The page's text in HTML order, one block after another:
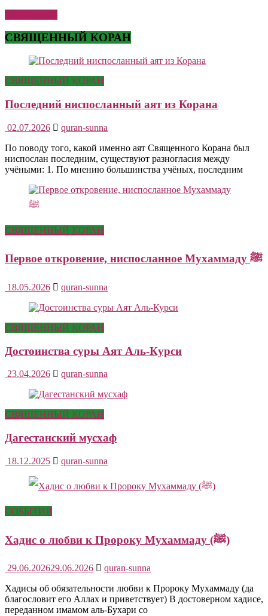
СВЯЩЕННЫЙ КОРАН
СВЯЩЕННЫЙ КОРАН
Последний ниспосланный аят из Корана
02.07.2026
quran-sunna
По поводу того, какой именно аят Священного Корана был
ниспослан последним, существуют разногласия между
учёными: 1. По мнению большинства учёных, последним
СВЯЩЕННЫЙ КОРАН
Первое откровение, ниспосланное Мухаммаду ﷺ
18.05.2026 quran-sunna
СВЯЩЕННЫЙ КОРАН
Достоинства суры Аят Аль-Курси
23.04.2026 quran-sunna
СВЯЩЕННЫЙ КОРАН
Дагестанский мусхаф
18.12.2025 quran-sunna
СОБЫТИЯ
Хадис о любви к Пророку Мухаммаду (ﷺ)
29.06.202629.06.2026
quran-sunna
Хадисы об обязательности любви к Пророку Мухаммаду (да
благословит его Аллах и приветствует) В достоверном хадисе,
переданном имамом аль-Бухари со